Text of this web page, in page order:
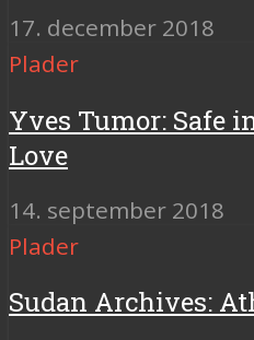
17. december 2018
Plader
Yves Tumor: Safe
Love
14. september 2018
Plader
Sudan Archives: